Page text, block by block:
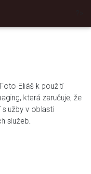
Eliáš k použití
která zaručuje, že
v oblasti
služeb.